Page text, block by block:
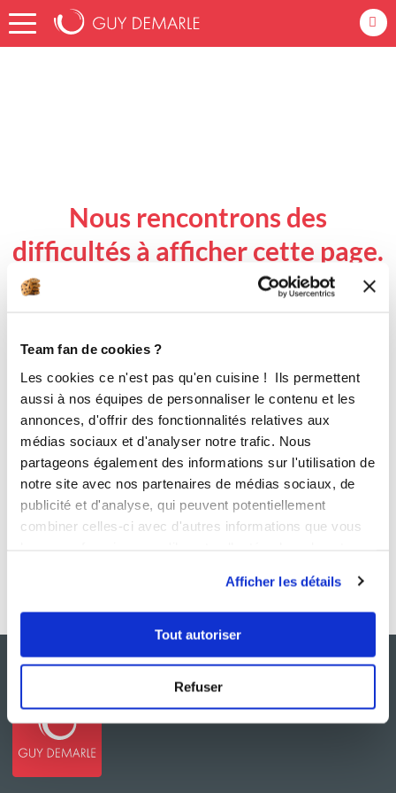
Team fan de cookies ?
Les cookies ce n'est pas qu'en cuisine ! Ils permettent
aussi à nos équipes de personnaliser le contenu et les
annonces, d'offrir des fonctionnalités relatives aux
médias sociaux et d'analyser notre trafic. Nous
partageons également des informations sur l'utilisation de
notre site avec nos partenaires de médias sociaux, de
publicité et d'analyse, qui peuvent potentiellement
combiner celles-ci avec d'autres informations que vous
Afficher les détails
Tout autoriser
Refuser
Accueil
Nous rencontrons des
difficultés à afficher cette page.